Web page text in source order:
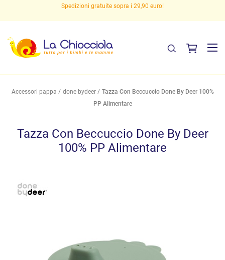
Spedizioni gratuite sopra i 29,90 euro!
Accessori pappa done bydeer
Tazza Con Beccuccio Done By Deer 100%
PP Alimentare
Tazza Con Beccuccio Done By Deer
100% PP Alimentare